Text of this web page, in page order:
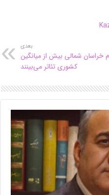
بعدی
خراسان شمالی بیش از میانگین
کشوری تئاتر می‌بینند